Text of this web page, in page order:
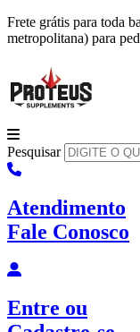
Ir
para
conteúdo
Frete grátis para toda
metropolitana) para
Pesquisar
Atendimento
Fale Conosco
Entre ou